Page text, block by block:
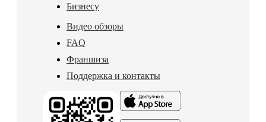
Бизнесу
Видео обзоры
FAQ
Франшиза
Поддержка и контакты